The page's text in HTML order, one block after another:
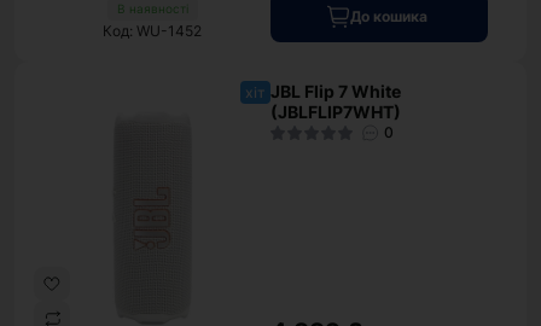
В наявності
Код: WU-1452
До кошика
хіт JBL Flip 7 White
(JBLFLIP7WHT)
0